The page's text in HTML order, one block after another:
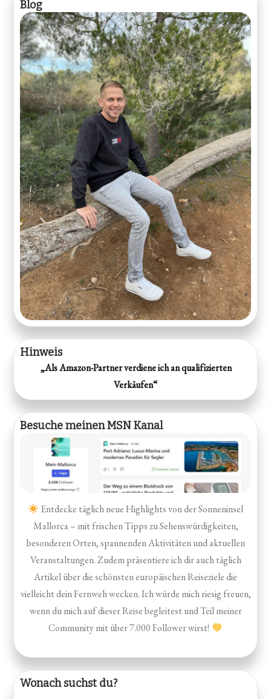
Blog
Hinweis
„Als Amazon-Partner verdiene ich an qualifizierten
Verkäufen“
Besuche meinen MSN Kanal
Entdecke täglich neue Highlights von der Sonneninsel
Mallorca – mit frischen Tipps zu Sehenswürdigkeiten,
besonderen Orten, spannenden Aktivitäten und aktuellen
Veranstaltungen. Zudem präsentiere ich dir auch täglich
Artikel über die schönsten europäischen Reiseziele die
vielleicht dein Fernweh wecken. Ich würde mich riesig freuen,
wenn du mich auf dieser Reise begleitest und Teil meiner
Community mit über 7.000 Follower wirst!
Wonach suchst du?